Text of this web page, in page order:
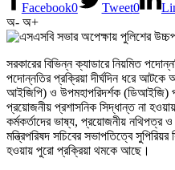
Facebook0 Tweet0
অ- অ+
সরকারের বিভিন্ন ক্যাডারে নিয়মিত
পদোন্নতির প্রক্রিয়া দীর্ঘদিন ধরে
আইজিপি) ও উপমহাপরিদর্শক (ডিআইজি)
প্রয়োজনীয় প্রশাসনিক সিদ্ধান্ত না
কর্মকর্তাদের ভাষ্য, প্রয়োজনীয় নথিপত্র ও
মন্ত্রিপরিষদ সচিবের সভাপতিত্বে
হওয়ায় পুরো প্রক্রিয়া থমকে আছে।